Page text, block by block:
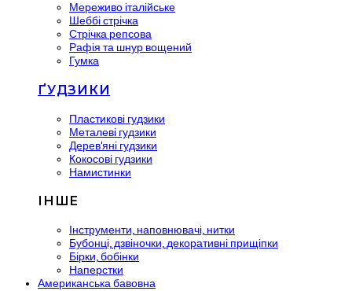
Мереживо італійське
Шеббі стрічка
Стрічка репсова
Рафія та шнур вощений
Гумка
ҐУДЗИКИ
Пластикові гудзики
Металеві гудзики
Дерев'яні гудзики
Кокосові гудзики
Намистинки
ІНШЕ
Інструменти, наповнювачі, нитки
Бубонці, дзвіночки, декоративні прищіпки
Бірки, бобінки
Наперстки
Американська бавовна